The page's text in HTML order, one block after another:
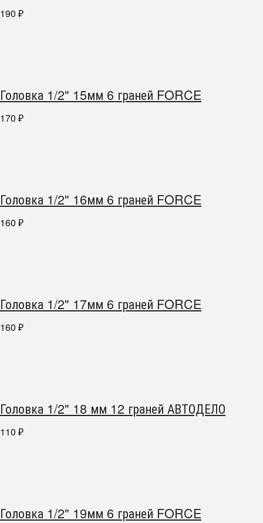
190 ₽
Головка 1/2" 15мм 6 граней FORCE
170 ₽
Головка 1/2" 16мм 6 граней FORCE
160 ₽
Головка 1/2" 17мм 6 граней FORCE
160 ₽
Головка 1/2" 18 мм 12 граней АВТОДЕЛО
110 ₽
Головка 1/2" 19мм 6 граней FORCE